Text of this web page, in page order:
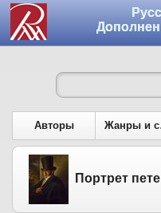
Авторы
Портрет петербургского почт-директора и